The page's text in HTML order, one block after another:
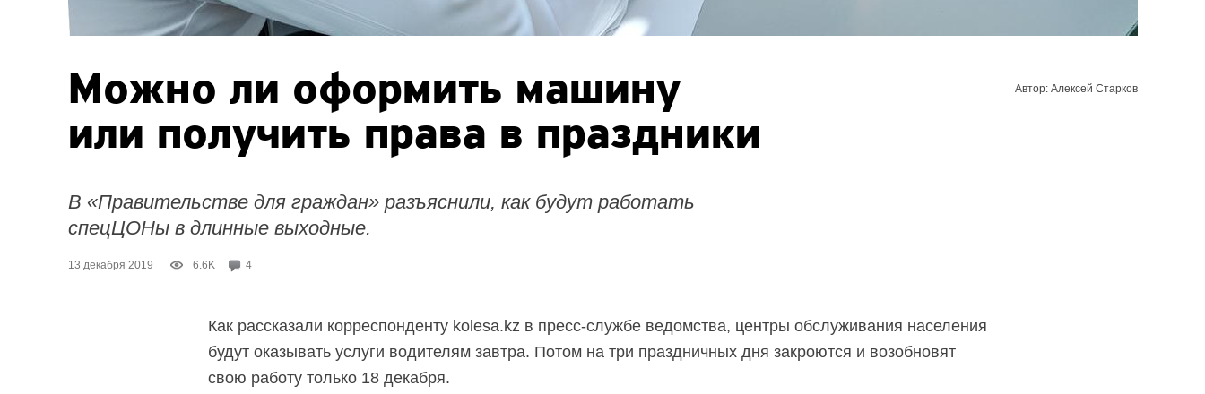
Можно ли оформить машину
или получить права в праздники
В «Правительстве для граждан» разъяснили, как будут работать
спецЦОНы в длинные выходные.
13 декабря 2019 6.6K 4
Автор: Алексей Старков
Как рассказали корреспонденту kolesa.kz в пресс-службе ведомства, центры обслуживания населения
будут оказывать услуги водителям завтра. Потом на три праздничных дня закроются и возобновят
свою работу только 18 декабря.